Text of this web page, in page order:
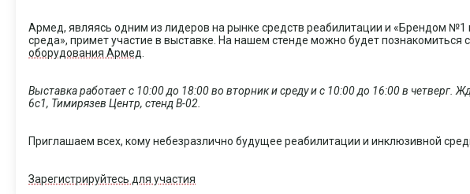
Армед, являясь одним из лидеров на рынке средств реабилитации и «Брендом №1
среда», примет участие в выставке. На нашем стенде можно будет познакомиться
оборудования Армед
Выставка работает с 10:00 до 18:00 во вторник и среду и с 10:00 до 16:00 в четверг.
6c1, Тимирязев Центр, стенд В-02.
Приглашаем всех, кому небезразлично будущее реабилитации и инклюзивной
Зарегистрируйтесь для участия